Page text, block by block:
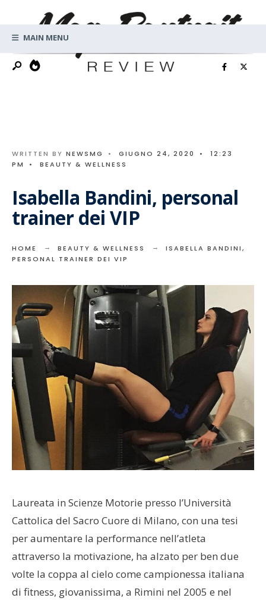
contentMAIN MENU
WRITTEN BY NEWSMG • GIUGNO 24, 2020 •
12:23
PM
• BEAUTY & WELLNESS
Isabella Bandini, personal
trainer dei VIP
HOME BEAUTY & WELLNESS
ISABELLA BANDINI,
PERSONAL TRAINER DEI VIP
Laureata in Scienze Motorie presso l’Università
Cattolica del Sacro Cuore di Milano, con una tesi
per aumentare la performance nell’atleta
attraverso la motivazione, ha alzato per ben due
volte la coppa al cielo come campionessa italiana
di fitness, giovanissima, a Rimini nel 2005 e nel